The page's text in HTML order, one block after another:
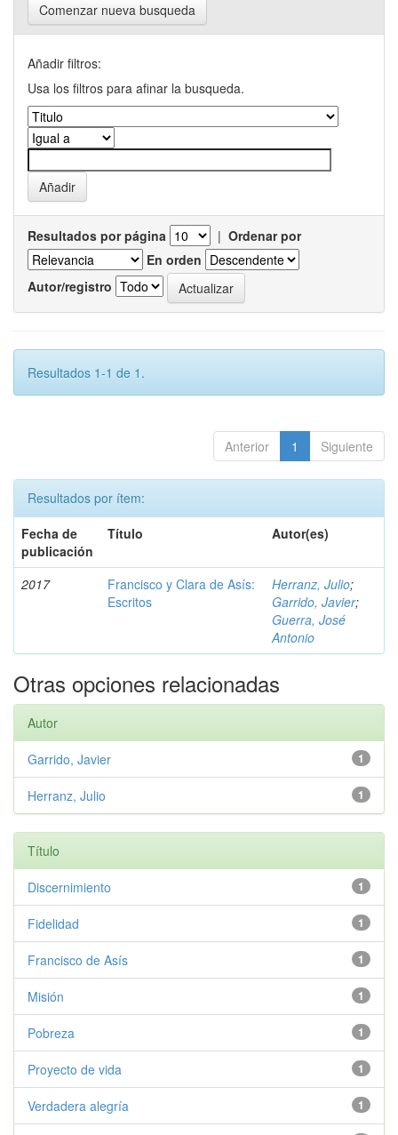
Comenzar nueva busqueda
Añadir filtros:
Usa los filtros para afinar la busqueda.
Resultados por página | Ordenar por
En orden
Autor/registro
Resultados 1-1 de 1.
Anterior 1 Siguiente
Resultados por ítem:
Fecha de
publicación
Título Autor(es)
2017
Francisco y Clara de Asís:
Escritos
Herranz, Julio;
Garrido, Javier;
Guerra, José
Antonio
Otras opciones relacionadas
Autor
1
Garrido, Javier
1
Herranz, Julio
Título
1
Discernimiento
1
Fidelidad
1
Francisco de Asís
1
Misión
1
Pobreza
1
Proyecto de vida
1
Verdadera alegría